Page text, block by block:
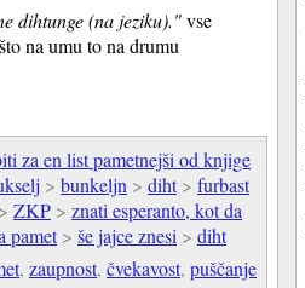
dihtunge (na jeziku)."vse
na umu to na drumu
za en list pametnejši od knjige
> bunkeljn > diht> furbast
> ZKP > znati esperanto, kot da
pamet> še jajce znesi > diht
, zaupnost, čvekavost, puščanje